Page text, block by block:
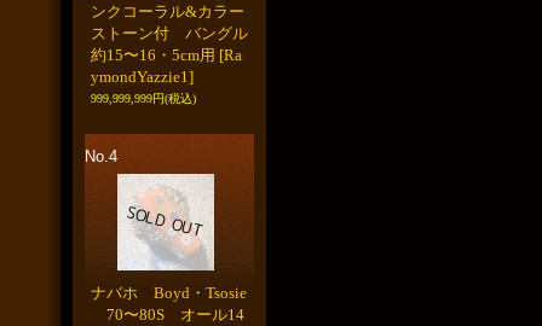
ンクコーラル&カラー
ストーン付 バングル
約15〜16・5cm用 [Ra
ymondYazzie1]
999,999,999円(税込)
No.4
ナバホ Boyd・Tsosie
70〜80S オール14